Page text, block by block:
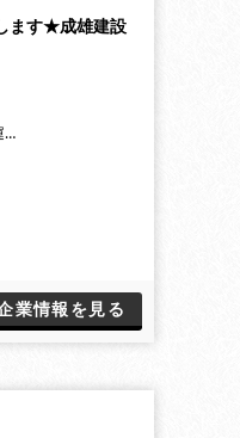
ます★成雄建設
…
業情報を見る